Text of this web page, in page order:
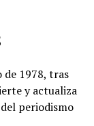
1978, tras
y actualiza
periodismo